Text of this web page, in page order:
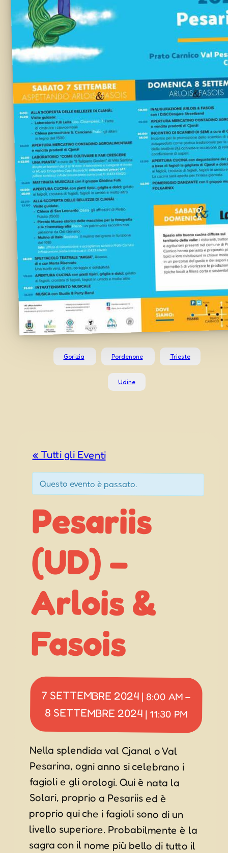
Gorizia Pordenone Trieste
Udine
« Tutti gli Eventi
Questo evento è passato.
Pesariis
(UD) –
Arlois &
Fasois
7 SETTEMBRE 2024 | 8:00 AM–
8 SETTEMBRE 2024 | 11:30 PM
Nella splendida val Cjanal o Val
Pesarina, ogni anno si celebrano i
fagioli e gli orologi. Qui è nata la
Solari, proprio a Pesariis ed è
proprio qui che i fagioli sono di un
livello superiore. Probabilmente è la
sagra con il nome più bello di tutto il
Friuli Venezia Giulia, e anche una tra